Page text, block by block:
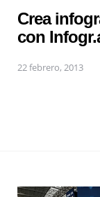
Crea
con
22 febrero, 2013